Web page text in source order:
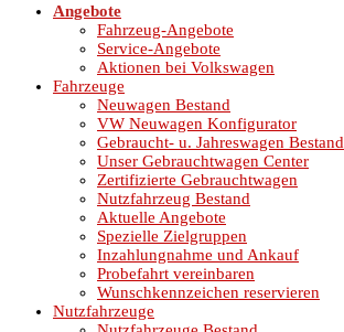
Angebote
Fahrzeug-Angebote
Service-Angebote
Aktionen bei Volkswagen
Fahrzeuge
Neuwagen Bestand
VW Neuwagen Konfigurator
Gebraucht- u. Jahreswagen Bestand
Unser Gebrauchtwagen Center
Zertifizierte Gebrauchtwagen
Nutzfahrzeug Bestand
Aktuelle Angebote
Spezielle Zielgruppen
Inzahlungnahme und Ankauf
Probefahrt vereinbaren
Wunschkennzeichen reservieren
Nutzfahrzeuge